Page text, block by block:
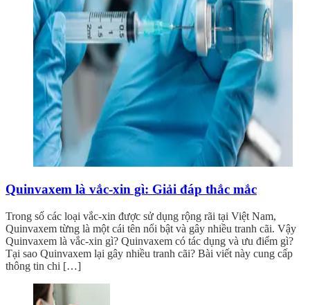
Quinvaxem là vắc-xin gì: Giải đáp thắc mắc
Trong số các loại vắc-xin được sử dụng rộng rãi tại Việt Nam,
Quinvaxem từng là một cái tên nổi bật và gây nhiều tranh cãi. Vậy
Quinvaxem là vắc-xin gì? Quinvaxem có tác dụng và ưu điểm gì?
Tại sao Quinvaxem lại gây nhiều tranh cãi? Bài viết này cung cấp
thông tin chi […]